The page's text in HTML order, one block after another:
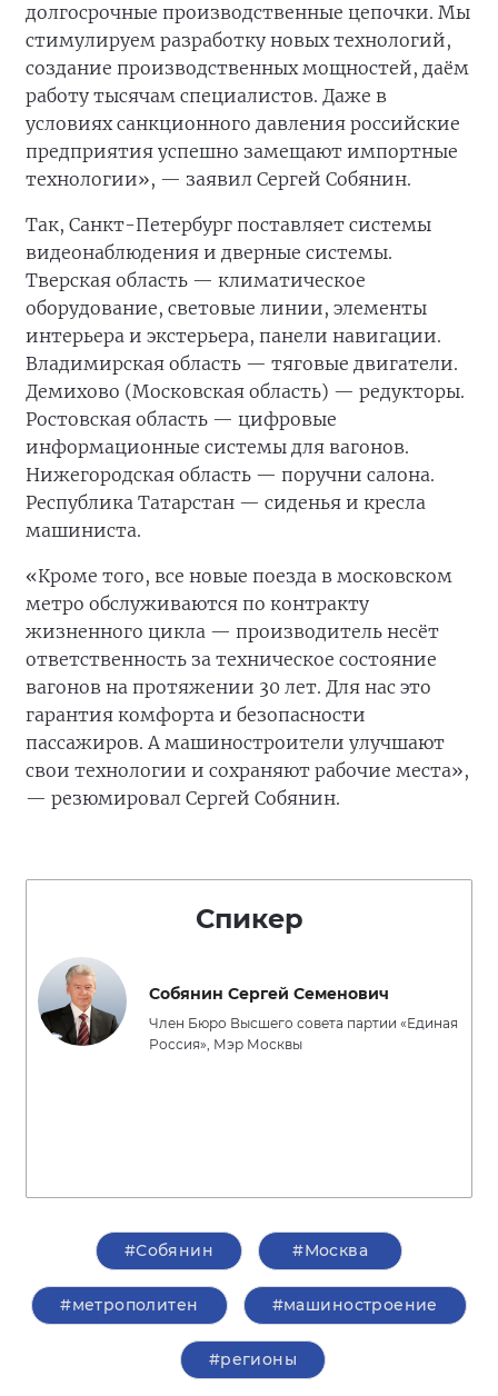
долгосрочные производственные цепочки. Мы
стимулируем разработку новых технологий,
создание производственных мощностей, даём
работу тысячам специалистов. Даже в
условиях санкционного давления российские
предприятия успешно замещают импортные
технологии», — заявил Сергей Собянин.
Так, Санкт-Петербург поставляет системы
видеонаблюдения и дверные системы.
Тверская область — климатическое
оборудование, световые линии, элементы
интерьера и экстерьера, панели навигации.
Владимирская область — тяговые двигатели.
Демихово (Московская область) — редукторы.
Ростовская область — цифровые
информационные системы для вагонов.
Нижегородская область — поручни салона.
Республика Татарстан — сиденья и кресла
машиниста.
«Кроме того, все новые поезда в московском
метро обслуживаются по контракту
жизненного цикла — производитель несёт
ответственность за техническое состояние
вагонов на протяжении 30 лет. Для нас это
гарантия комфорта и безопасности
пассажиров. А машиностроители улучшают
свои технологии и сохраняют рабочие места»,
— резюмировал Сергей Собянин.
Спикер
Собянин Сергей Семенович
Член Бюро Высшего совета партии «Единая
Россия», Мэр Москвы
#Собянин #Москва
#метрополитен #машиностроение
#регионы